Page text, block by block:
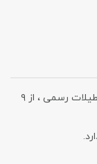
کارشناسان مکسس همه روزهای هفته ، غیر از تعطیلات رسمی ، از ۹